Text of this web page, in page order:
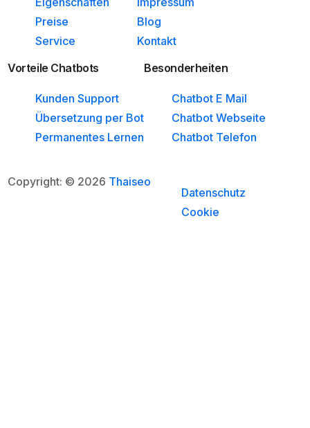
Preise
Service
Blog
Kontakt
Vorteile Chatbots
Kunden Support
Übersetzung per Bot
Permanentes Lernen
Besonderheiten
Chatbot E Mail
Chatbot Webseite
Chatbot Telefon
Copyright: © 2026 Thaiseo
Datenschutz
Cookie